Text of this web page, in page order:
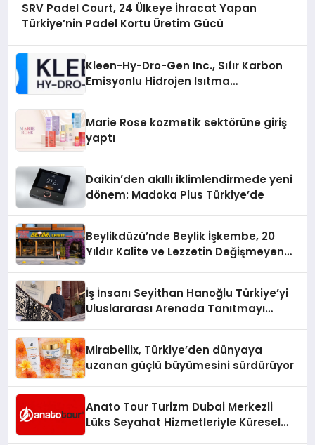
SRV Padel Court, 24 Ülkeye İhracat Yapan
Türkiye’nin Padel Kortu Üretim Gücü
Kleen-Hy-Dro-Gen Inc., Sıfır Karbon
Emisyonlu Hidrojen Isıtma
Marie Rose kozmetik sektörüne giriş
yaptı
Daikin’den akıllı iklimlendirmede yeni
dönem: Madoka Plus Türkiye’de
Beylikdüzü’nde Beylik İşkembe, 20
Yıldır Kalite ve Lezzetin Değişmeyen
İş İnsanı Seyithan Hanoğlu Türkiye’yi
Uluslararası Arenada Tanıtmayı
Mirabellix, Türkiye’den dünyaya
uzanan güçlü büyümesini sürdürüyor
Anato Tour Turizm Dubai Merkezli
Lüks Seyahat Hizmetleriyle Küresel